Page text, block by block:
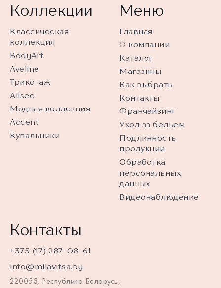
Коллекции
Классическая
коллекция
BodyArt
Aveline
Трикотаж
Alisee
Модная коллекция
Accent
Купальники
Меню
Главная
О компании
Каталог
Магазины
Как выбрать
Контакты
Франчайзинг
Уход за бельем
Подлинность
продукции
Обработка
персональных
данных
Видеонаблюдение
Контакты
+375 (17) 287-08-61
info@milavitsa.by
220053, Республика Беларусь,